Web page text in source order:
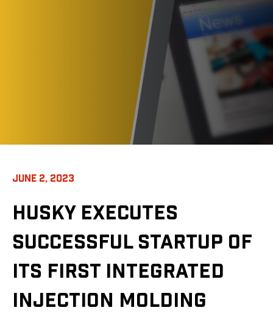
JUNE 2, 2023
HUSKY EXECUTES
SUCCESSFUL STARTUP OF
ITS FIRST INTEGRATED
INJECTION MOLDING